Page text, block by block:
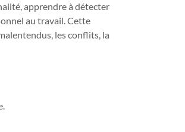
apprendre à détecter
au travail. Cette
les conflits, la